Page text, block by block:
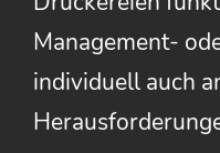
Management-
individuell auch